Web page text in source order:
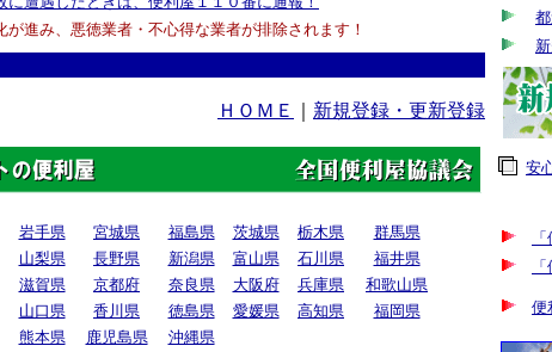
ＨＯＭＥ 新規登録・更新登録
岩手県 宮城県 福島県 茨城県 栃木県
群馬県
山梨県 長野県 新潟県 富山県 石川県
福井県
滋賀県 京都府 奈良県 大阪府 兵庫県
和歌山県
山口県 香川県 徳島県 愛媛県 高知県
福岡県
熊本県 鹿児島県 沖縄県